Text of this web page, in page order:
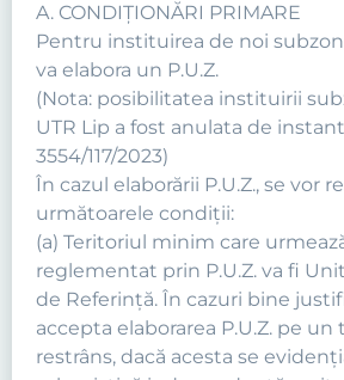
A. CONDIŢIONĂRI PRIMARE
Pentru instituirea de noi
va elabora un P.U.Z.
(Nota: posibilitatea instituirii
UTR Lip a fost anulata de
3554/117/2023)
În cazul elaborării P.U.Z., se vor
următoarele condiţii:
(a) Teritoriul minim care
reglementat prin P.U.Z. va fi
de Referinţă. În cazuri bine
accepta elaborarea P.U.Z. pe
restrâns, dacă acesta se